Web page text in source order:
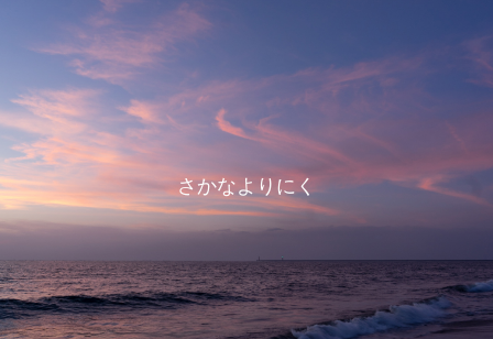
さかなよりにく